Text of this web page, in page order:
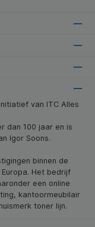
van ITC Alles
dan 100 jaar en is
Igor Soons.
binnen de
Het bedrijf
een online
kantoormeubilair
toner lijn.